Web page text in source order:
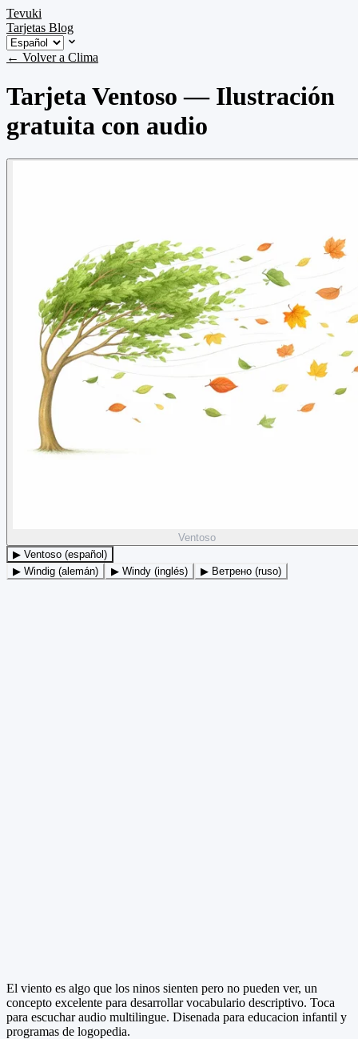
Tevuki
Tarjetas Blog
← Volver a Clima
Tarjeta Ventoso — Ilustración
gratuita con audio
Ventoso
▶ Ventoso (español)
▶ Windig (alemán)
▶ Windy (inglés) ▶ Ветрено (ruso)
El viento es algo que los ninos sienten pero no pueden ver, un
concepto excelente para desarrollar vocabulario descriptivo. Toca
para escuchar audio multilingue. Disenada para educacion infantil y
programas de logopedia.